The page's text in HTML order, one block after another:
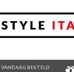
VANDAAG BESTELD